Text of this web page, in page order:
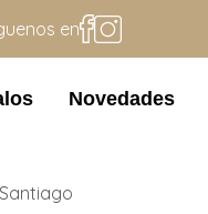
en
Novedades